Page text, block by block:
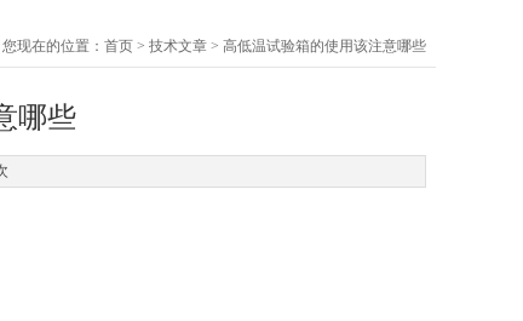
您现在的位置： 首页 > 技术文章 > 高低温试验箱的使用该注意哪些
哪些